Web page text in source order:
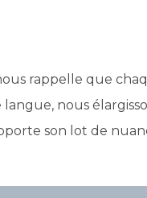
rappelle que
nous
son lot de